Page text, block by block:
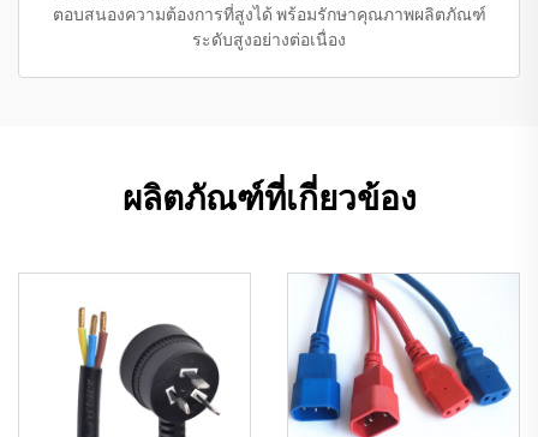
ตอบสนองความต้องการที่สูงได้ พร้อมรักษาคุณภาพผลิตภัณฑ์
ระดับสูงอย่างต่อเนื่อง
ผลิตภัณฑ์ที่เกี่ยวข้อง